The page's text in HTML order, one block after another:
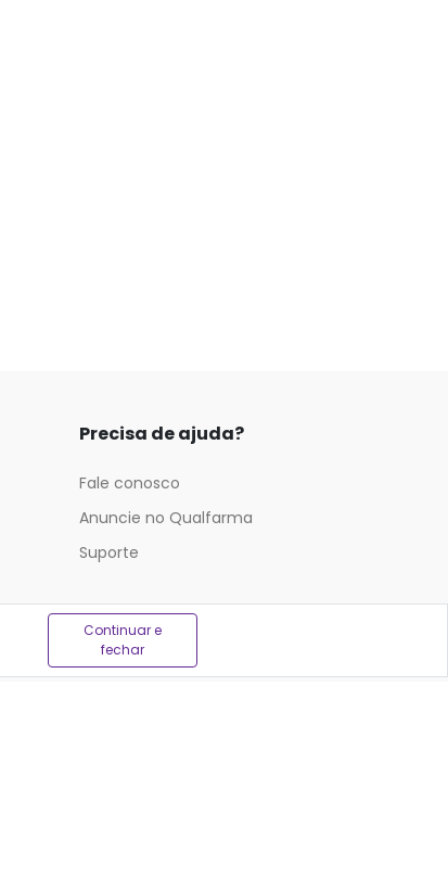
Precisa de ajuda?
Fale conosco
Anuncie no Qualfarma
Suporte
Continuar e
fechar